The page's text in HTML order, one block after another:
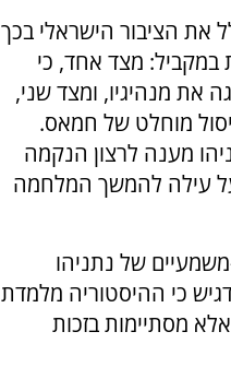
את הציבור הישראלי בכך
במקביל: מצד אחד, כי
את מנהיגיו, ומצד שני,
מוחלט של חמאס.
מענה לרצון הנקמה
עילה להמשך המלחמה
של נתניהו
כי ההיסטוריה מלמדת
מסתיימות בזכות